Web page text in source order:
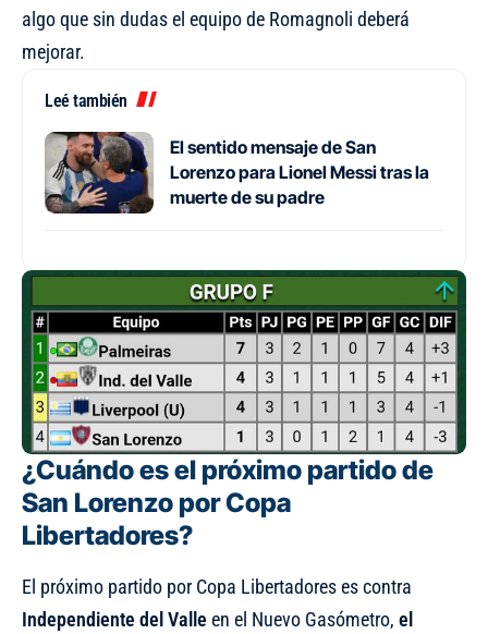
algo que sin dudas el equipo de Romagnoli deberá
mejorar.
Leé también
El sentido mensaje de San
Lorenzo para Lionel Messi tras la
muerte de su padre
¿Cuándo es el próximo partido de
San Lorenzo por Copa
Libertadores?
El próximo partido por Copa Libertadores es contra
Independiente del Valle en el Nuevo Gasómetro, el